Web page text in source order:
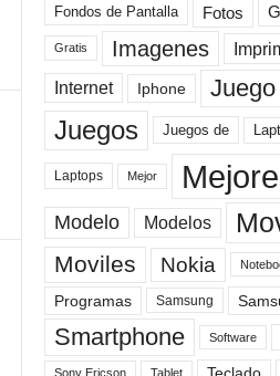
Fondos de Pantalla Fotos
Gratis Imagenes
Internet Iphone Juego
Juegos Juegos de
Laptops Mejor
Modelo Modelos
Moviles Nokia
Programas Samsung
Smartphone Software
Sony Ericson Tablet Teclado